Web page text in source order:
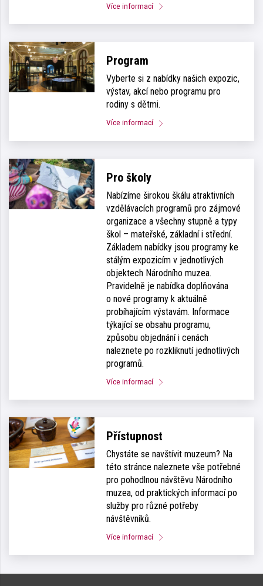
Více informací
Program
Vyberte si z nabídky našich expozic,
výstav, akcí nebo programu pro
rodiny s dětmi.
Více informací
Pro školy
Nabízíme širokou škálu atraktivních
vzdělávacích programů pro zájmové
organizace a všechny stupně a typy
škol – mateřské, základní i střední.
Základem nabídky jsou programy ke
stálým expozicím v jednotlivých
objektech Národního muzea.
Pravidelně je nabídka doplňována
o nové programy k aktuálně
probíhajícím výstavám. Informace
týkající se obsahu programu,
způsobu objednání i cenách
naleznete po rozkliknutí jednotlivých
programů.
Více informací
Přístupnost
Chystáte se navštívit muzeum? Na
této stránce naleznete vše potřebné
pro pohodlnou návštěvu Národního
muzea, od praktických informací po
služby pro různé potřeby
návštěvníků.
Více informací